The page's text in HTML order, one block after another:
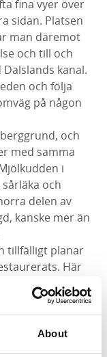
About
fina vyer över
sidan. Platsen
man däremot
och till och
kanal.
och följa
på någon
och
med samma
i
och
delen av
kanske mer än
tillfälligt planar
Här
de vackra
känt bara på en
nära
ärtväxt med
i